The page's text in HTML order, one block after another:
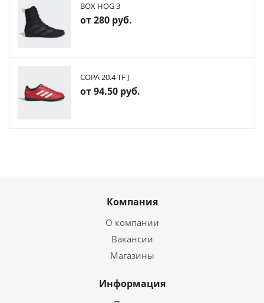
BOX HOG 3
от280 руб.
COPA 20.4 TF J
от94.50 руб.
Компания
О компании
Вакансии
Магазины
Информация